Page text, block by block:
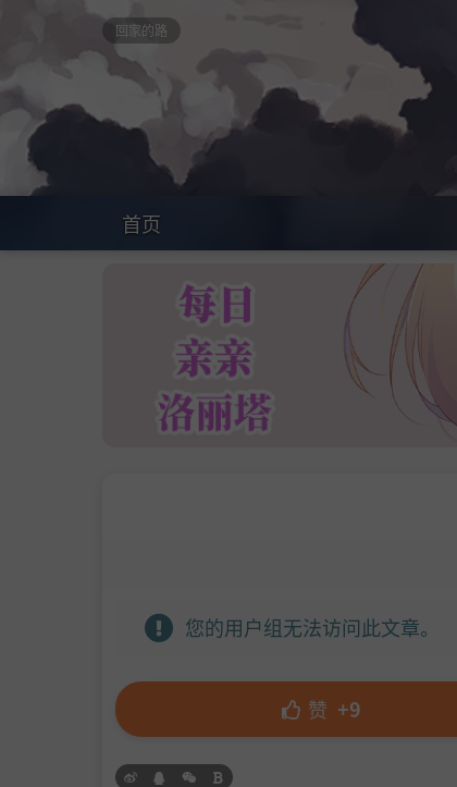
回家的路
首页
您的用户组无法访问此文章。
赞 +9